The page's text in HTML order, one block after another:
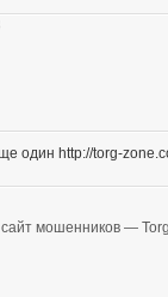
один http://torg-
мошенников —